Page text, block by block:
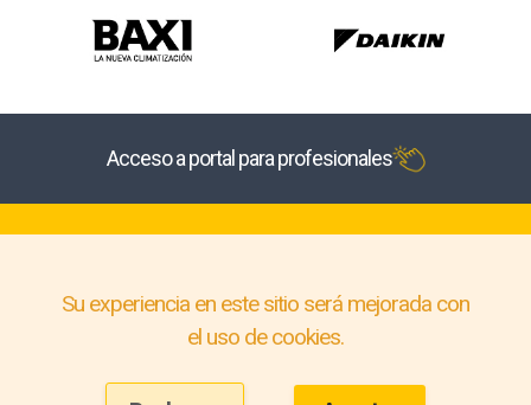
Acceso a portal para profesionales
Su experiencia en este sitio será mejorada con
el uso de cookies.